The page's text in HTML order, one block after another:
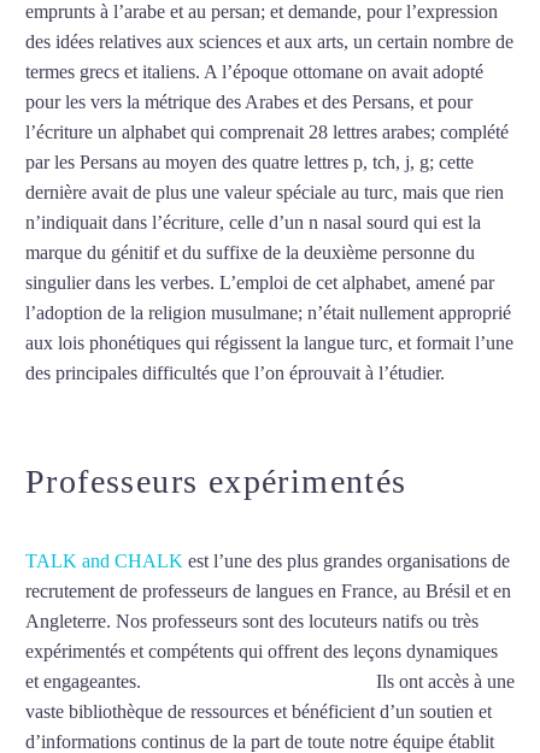
emprunts à l’arabe et au persan; et demande, pour l’expression
des idées relatives aux sciences et aux arts, un certain nombre de
termes grecs et italiens. A l’époque ottomane on avait adopté
pour les vers la métrique des Arabes et des Persans, et pour
l’écriture un alphabet qui comprenait 28 lettres arabes; complété
par les Persans au moyen des quatre lettres p, tch, j, g; cette
dernière avait de plus une valeur spéciale au turc, mais que rien
n’indiquait dans l’écriture, celle d’un n nasal sourd qui est la
marque du génitif et du suffixe de la deuxième personne du
singulier dans les verbes. L’emploi de cet alphabet, amené par
l’adoption de la religion musulmane; n’était nullement approprié
aux lois phonétiques qui régissent la langue turc, et formait l’une
des principales difficultés que l’on éprouvait à l’étudier.
Professeurs expérimentés
TALK and CHALK est l’une des plus grandes organisations de
recrutement de professeurs de langues en France, au Brésil et en
Angleterre. Nos professeurs sont des locuteurs natifs ou très
expérimentés et compétents qui offrent des leçons dynamiques
et engageantes.
Ils ont accès à une
vaste bibliothèque de ressources et bénéficient d’un soutien et
d’informations continus de la part de toute notre équipe établit